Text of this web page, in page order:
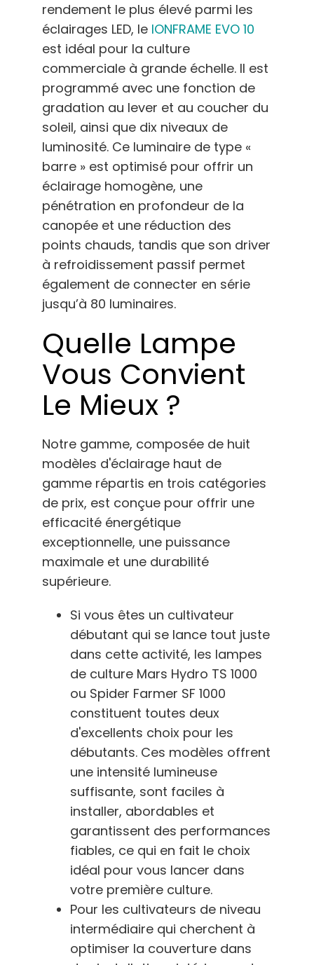
rendement le plus élevé parmi les
éclairages LED, le IONFRAME EVO 10
est idéal pour la culture
commerciale à grande échelle. Il est
programmé avec une fonction de
gradation au lever et au coucher du
soleil, ainsi que dix niveaux de
luminosité. Ce luminaire de type «
barre » est optimisé pour offrir un
éclairage homogène, une
pénétration en profondeur de la
canopée et une réduction des
points chauds, tandis que son driver
à refroidissement passif permet
également de connecter en série
jusqu’à 80 luminaires.
Quelle Lampe
Vous Convient
Le Mieux ?
Notre gamme, composée de huit
modèles d'éclairage haut de
gamme répartis en trois catégories
de prix, est conçue pour offrir une
efficacité énergétique
exceptionnelle, une puissance
maximale et une durabilité
supérieure.
Si vous êtes un cultivateur
débutant qui se lance tout juste
dans cette activité, les lampes
de culture Mars Hydro TS 1000
ou Spider Farmer SF 1000
constituent toutes deux
d'excellents choix pour les
débutants. Ces modèles offrent
une intensité lumineuse
suffisante, sont faciles à
installer, abordables et
garantissent des performances
fiables, ce qui en fait le choix
idéal pour vous lancer dans
votre première culture.
Pour les cultivateurs de niveau
intermédiaire qui cherchent à
optimiser la couverture dans